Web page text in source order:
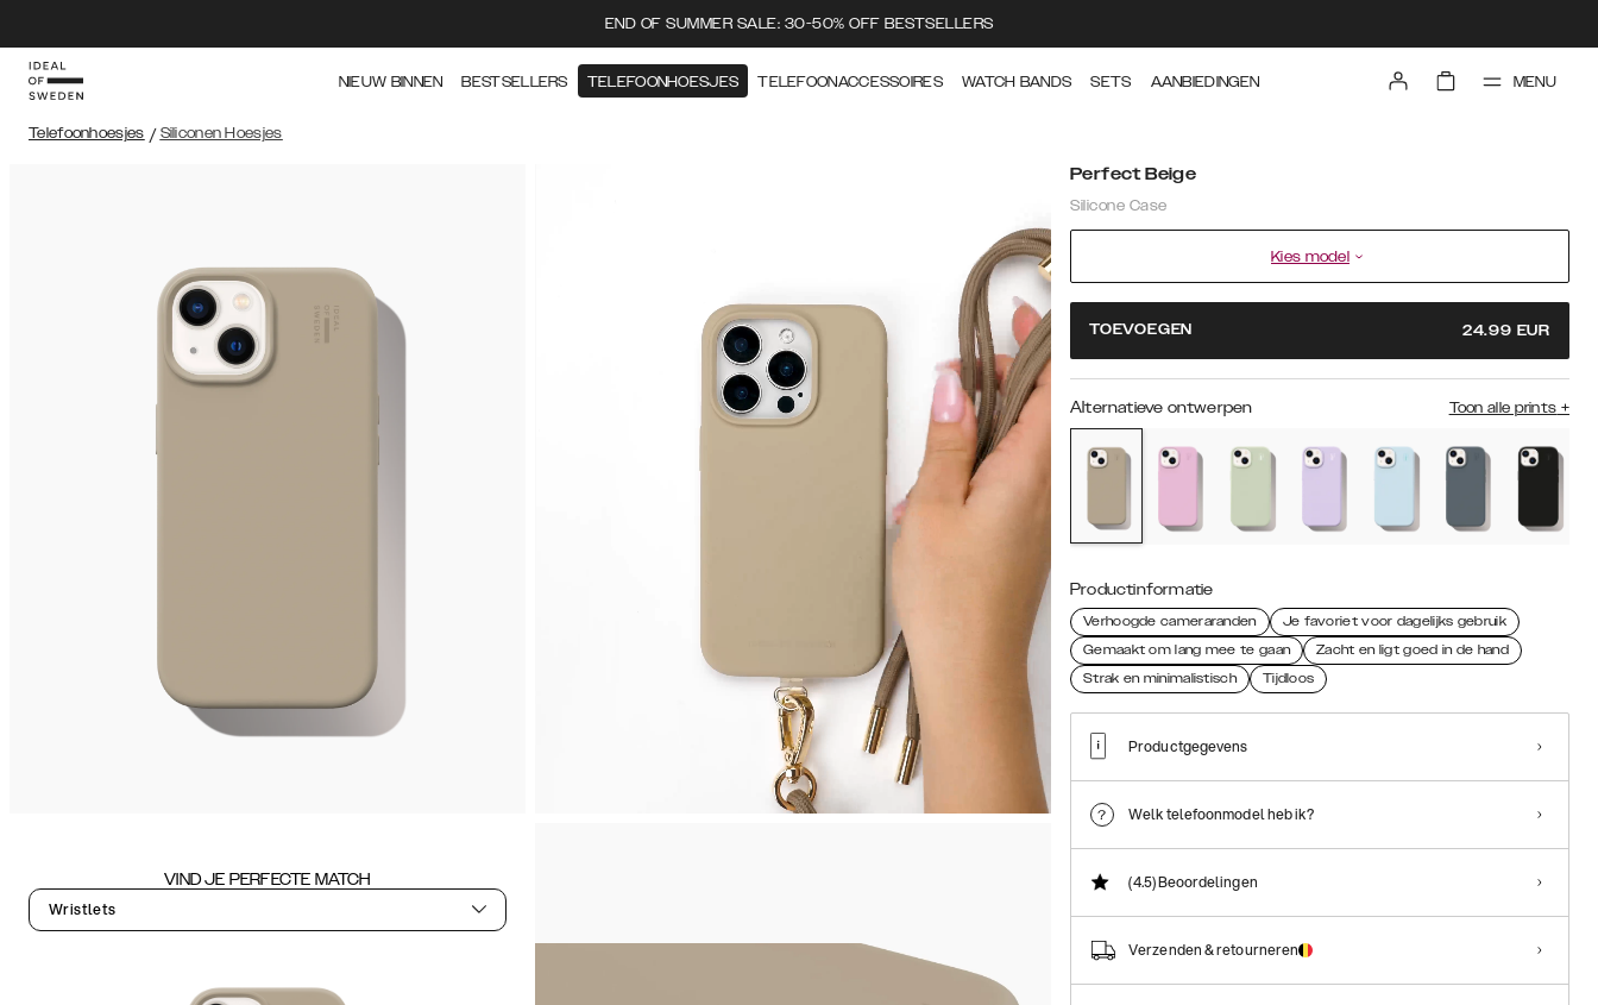
END OF SUMMER SALE: 30-50% OFF BESTSELLERS
NIEUW BINNEN BESTSELLERS TELEFOONHOESJES TELEFOONACCESSOIRES WATCH BANDS SETS AANBIEDINGEN MENU
Telefoonhoesjes / Siliconen Hoesjes
VIND JE PERFECTE MATCH
Wristlets
Perfect Beige
Silicone Case
Kies model
TOEVOEGEN 24.99 EUR
Alternatieve ontwerpen Toon alle prints +
Productinformatie
Verhoogde cameraranden
Je favoriet voor dagelijks gebruik
Gemaakt om lang mee te gaan
Zacht en ligt goed in de hand
Strak en minimalistisch
Tijdloos
Productgegevens
Welk telefoonmodel heb ik?
(4.5)Beoordelingen
Verzenden & retourneren